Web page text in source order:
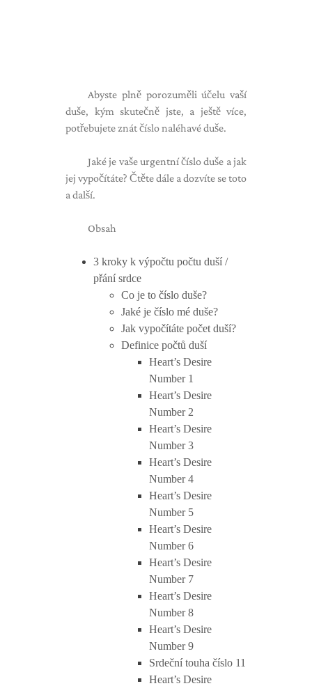
Abyste plně porozuměli účelu vaší
duše, kým skutečně jste, a ještě více,
potřebujete znát číslo naléhavé duše.
Jaké je vaše urgentní číslo duše a jak
jej vypočítáte? Čtěte dále a dozvíte se toto
a další.
Obsah
3 kroky k výpočtu počtu duší /
přání srdce
Co je to číslo duše?
Jaké je číslo mé duše?
Jak vypočítáte počet duší?
Definice počtů duší
Heart’s Desire
Number 1
Heart’s Desire
Number 2
Heart’s Desire
Number 3
Heart’s Desire
Number 4
Heart’s Desire
Number 5
Heart’s Desire
Number 6
Heart’s Desire
Number 7
Heart’s Desire
Number 8
Heart’s Desire
Number 9
Srdeční touha číslo 11
Heart’s Desire